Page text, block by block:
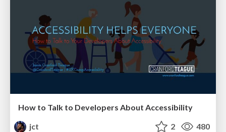
How to Talk to Developers About Accessibility
jct
2 480